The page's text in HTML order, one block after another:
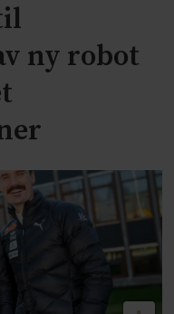
ny robot